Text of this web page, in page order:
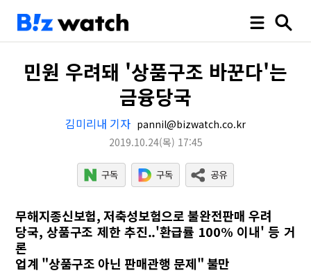
민원 우려돼 '상품구조 바꾼다'는
금융당국
김미리내 기자 pannil@bizwatch.co.kr
2019.10.24(목) 17:45
무해지종신보험, 저축성보험으로 불완전판매 우려
당국, 상품구조 제한 추진..'환급률 100% 이내' 등 거
론
업계 "상품구조 아닌 판매관행 문제" 불만